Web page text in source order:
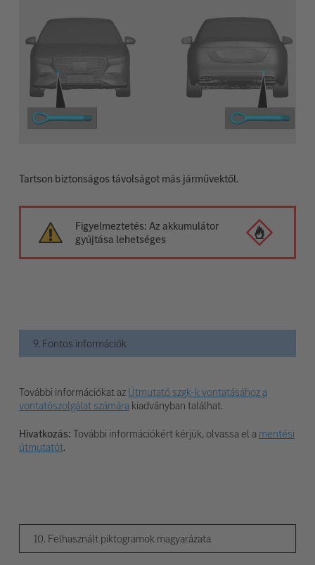
Tartson biztonságos távolságot más járművektől.
Figyelmeztetés: Az akkumulátor
gyújtása lehetséges
9. Fontos információk
További információkat azÚtmutató szgk-k vontatásához a
vontatószolgálat számárakiadványban találhat.
Hivatkozás:További információkért kérjük, olvassa el amentési
útmutatót.
10. Felhasznált piktogramok magyarázata